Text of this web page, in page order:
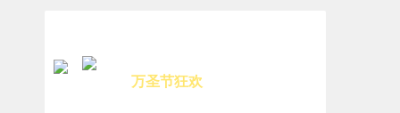
万圣节狂欢